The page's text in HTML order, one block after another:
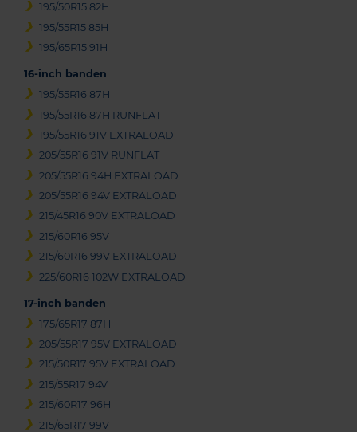
195/50R15 82H
195/55R15 85H
195/65R15 91H
16-inch banden
195/55R16 87H
195/55R16 87H RUNFLAT
195/55R16 91V EXTRALOAD
205/55R16 91V RUNFLAT
205/55R16 94H EXTRALOAD
205/55R16 94V EXTRALOAD
215/45R16 90V EXTRALOAD
215/60R16 95V
215/60R16 99V EXTRALOAD
225/60R16 102W EXTRALOAD
17-inch banden
175/65R17 87H
205/55R17 95V EXTRALOAD
215/50R17 95V EXTRALOAD
215/55R17 94V
215/60R17 96H
215/65R17 99V